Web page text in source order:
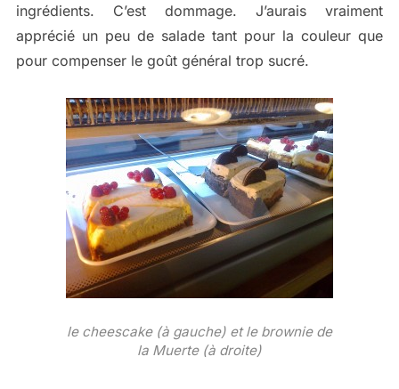
ingrédients. C’est dommage. J’aurais vraiment
apprécié un peu de salade tant pour la couleur que
pour compenser le goût général trop sucré.
le cheescake (à gauche) et le brownie de
la Muerte (à droite)